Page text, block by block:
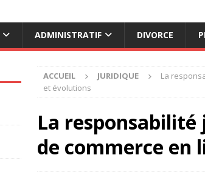
ADMINISTRATIF DIVORCE
ACCUEIL JURIDIQUE
La
et évolutions
La
de commerce en